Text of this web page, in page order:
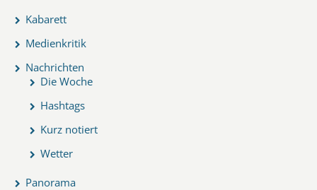
Kabarett
Medienkritik
Nachrichten
Die Woche
Hashtags
Kurz notiert
Wetter
Panorama